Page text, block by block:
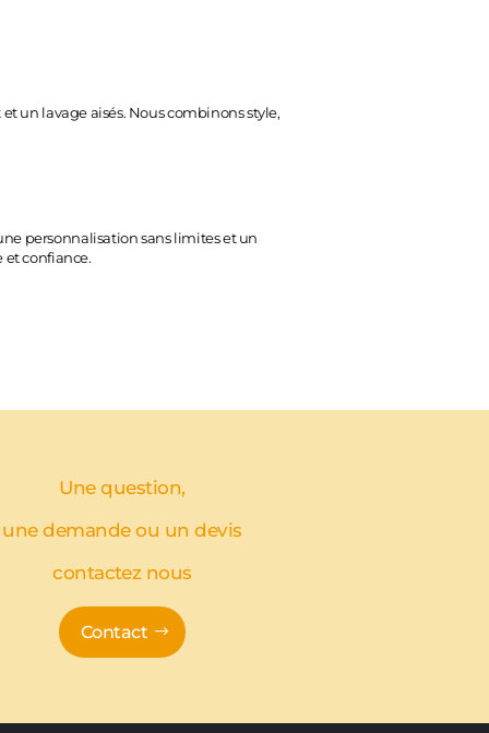
un lavage aisés. Nous combinons style,
personnalisation sans limites et un
et confiance.
Une question,
une demande ou un devis
contactez nous
Contact